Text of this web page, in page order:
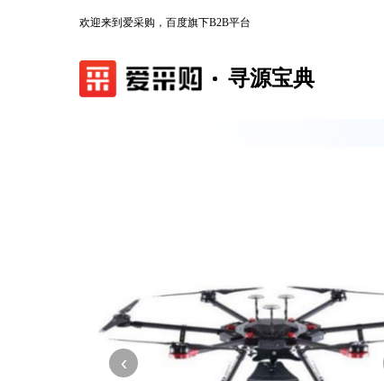
欢迎来到爱采购，百度旗下B2B平台
寻源宝典
‹